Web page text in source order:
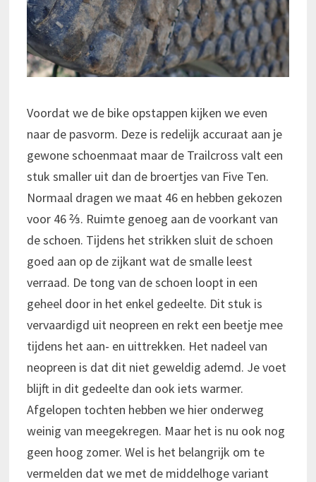
Voordat we de bike opstappen kijken we even
naar de pasvorm. Deze is redelijk accuraat aan je
gewone schoenmaat maar de Trailcross valt een
stuk smaller uit dan de broertjes van Five Ten.
Normaal dragen we maat 46 en hebben gekozen
voor 46 ⅔. Ruimte genoeg aan de voorkant van
de schoen. Tijdens het strikken sluit de schoen
goed aan op de zijkant wat de smalle leest
verraad. De tong van de schoen loopt in een
geheel door in het enkel gedeelte. Dit stuk is
vervaardigd uit neopreen en rekt een beetje mee
tijdens het aan- en uittrekken. Het nadeel van
neopreen is dat dit niet geweldig ademd. Je voet
blijft in dit gedeelte dan ook iets warmer.
Afgelopen tochten hebben we hier onderweg
weinig van meegekregen. Maar het is nu ook nog
geen hoog zomer. Wel is het belangrijk om te
vermelden dat we met de middelhoge variant